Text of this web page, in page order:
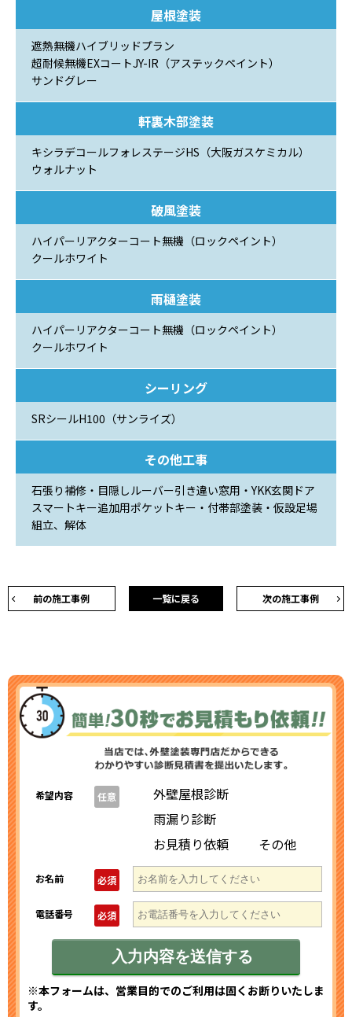
屋根塗装
遮熱無機ハイブリッドプラン
超耐候無機EXコートJY-IR（アステックペイント）
サンドグレー
軒裏木部塗装
キシラデコールフォレステージHS（大阪ガスケミカル）
ウォルナット
破風塗装
ハイパーリアクターコート無機（ロックペイント）
クールホワイト
雨樋塗装
ハイパーリアクターコート無機（ロックペイント）
クールホワイト
シーリング
SRシールH100（サンライズ）
その他工事
石張り補修・目隠しルーバー引き違い窓用・YKK玄関ドア
スマートキー追加用ポケットキー・付帯部塗装・仮設足場
組立、解体
前の施工事例 次の施工事例
一覧に戻る
希望内容 任意
外壁屋根診断
雨漏り診断
お見積り依頼
その他
お名前 必須
電話番号 必須
※本フォームは、営業目的でのご利用は固くお断りいたしま
す。